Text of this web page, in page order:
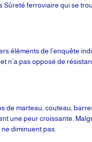
Sûreté ferroviaire qui se
éléments de l’enquête
n’a pas opposé de
de marteau, couteau,
une peur croissante.
diminuent pas.